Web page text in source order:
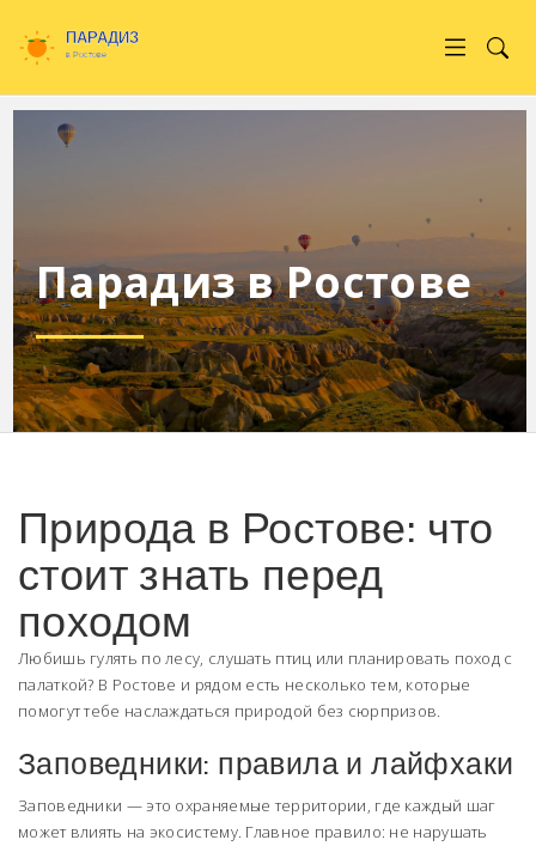
Парадиз в Ростове
Природа в Ростове: что
стоит знать перед
походом
Любишь гулять по лесу, слушать птиц или планировать поход с
палаткой? В Ростове и рядом есть несколько тем, которые
помогут тебе наслаждаться природой без сюрпризов.
Заповедники: правила и лайфхаки
Заповедники — это охраняемые территории, где каждый шаг
может влиять на экосистему. Главное правило: не нарушать